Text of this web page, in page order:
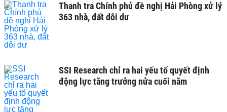
Thanh tra Chính phủ đề nghị Hải Phòng xử lý
363 nhà, đất dôi dư
SSI Research chỉ ra hai yếu tố quyết định
động lực tăng trưởng nửa cuối năm